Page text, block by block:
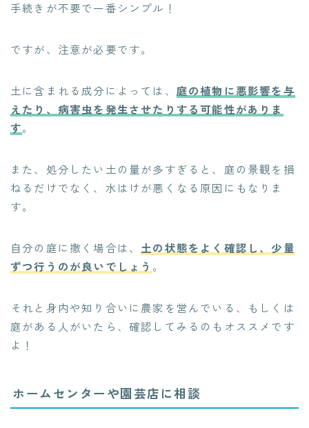
手続きが不要で一番シンプル！
ですが、注意が必要です。
土に含まれる成分によっては、 庭の植物に悪影響を与
えたり、病害虫を発生させたりする可能性がありま
す。
また、処分したい土の量が多すぎると、庭の景観を損
ねるだけでなく、水はけが悪くなる原因にもなりま
す。
自分の庭に撒く場合は、 土の状態をよく確認し、少量
ずつ行うのが良いでしょう 。
それと身内や知り合いに農家を営んでいる、もしくは
庭がある人がいたら、確認してみるのもオススメです
よ！
ホームセンターや園芸店に相談